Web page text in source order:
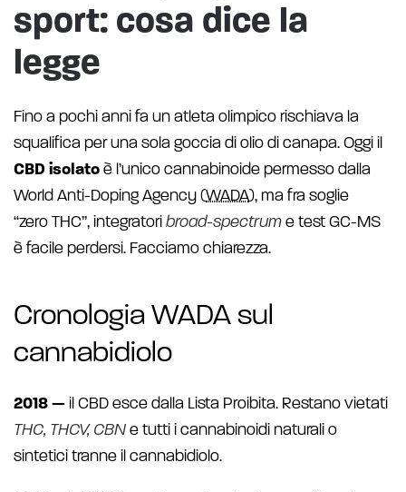
sport: cosa dice la
legge
Fino a pochi anni fa un atleta olimpico rischiava la
squalifica per una sola goccia di olio di canapa. Oggi il
CBD isolato è l’unico cannabinoide permesso dalla
World Anti-Doping Agency (WADA), ma fra soglie
“zero THC”, integratori broad-spectrum e test GC-MS
è facile perdersi. Facciamo chiarezza.
Cronologia WADA sul
cannabidiolo
2018 — il CBD esce dalla Lista Proibita. Restano vietati
THC, THCV, CBN e tutti i cannabinoidi naturali o
sintetici tranne il cannabidiolo.